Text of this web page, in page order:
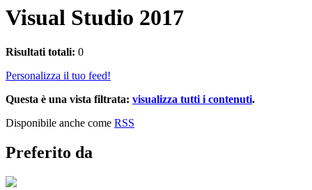
Visual Studio 2017
Risultati totali: 0
Personalizza il tuo feed!
Questa è una vista filtrata: visualizza tutti i contenuti.
Disponibile anche come RSS
Preferito da